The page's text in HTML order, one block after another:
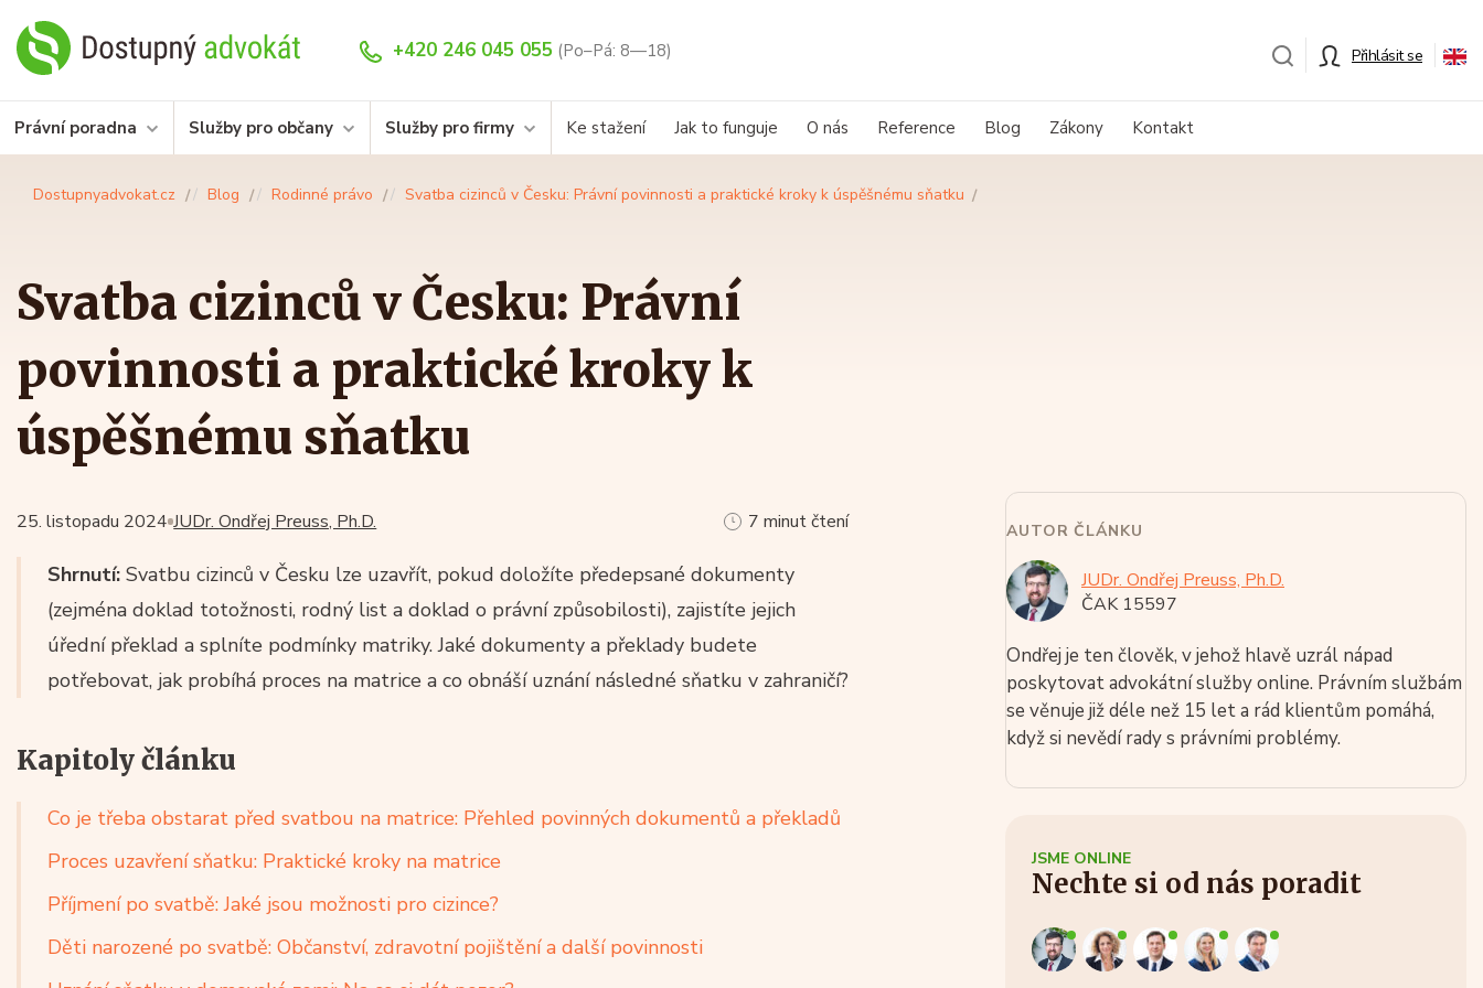
+420 246 045 055 (Po–Pá: 8—18) Přihlásit se
Právní poradna Služby pro občany Služby pro firmy Ke stažení Jak to funguje O nás Reference Blog Zákony Kontakt
Dostupnyadvokat.cz Blog Rodinné právo Svatba cizinců v Česku: Právní povinnosti a praktické kroky k úspěšnému sňatku
Svatba cizinců v Česku: Právní
povinnosti a praktické kroky k
úspěšnému sňatku
JUDr. Ondřej Preuss, Ph.D.
25. listopadu 2024 7 minut čtení
Shrnutí: Svatbu cizinců v Česku lze uzavřít, pokud doložíte předepsané dokumenty
(zejména doklad totožnosti, rodný list a doklad o právní způsobilosti), zajistíte jejich
úřední překlad a splníte podmínky matriky. Jaké dokumenty a překlady budete
potřebovat, jak probíhá proces na matrice a co obnáší uznání následné sňatku v zahraničí?
Kapitoly článku
Co je třeba obstarat před svatbou na matrice: Přehled povinných dokumentů a překladů
Proces uzavření sňatku: Praktické kroky na matrice
Příjmení po svatbě: Jaké jsou možnosti pro cizince?
Děti narozené po svatbě: Občanství, zdravotní pojištění a další povinnosti
AUTOR ČLÁNKU
JUDr. Ondřej Preuss, Ph.D.
ČAK 15597
Ondřej je ten člověk, v jehož hlavě uzrál nápad
poskytovat advokátní služby online. Právním službám
se věnuje již déle než 15 let a rád klientům pomáhá,
když si nevědí rady s právními problémy.
JSME ONLINE
Nechte si od nás poradit